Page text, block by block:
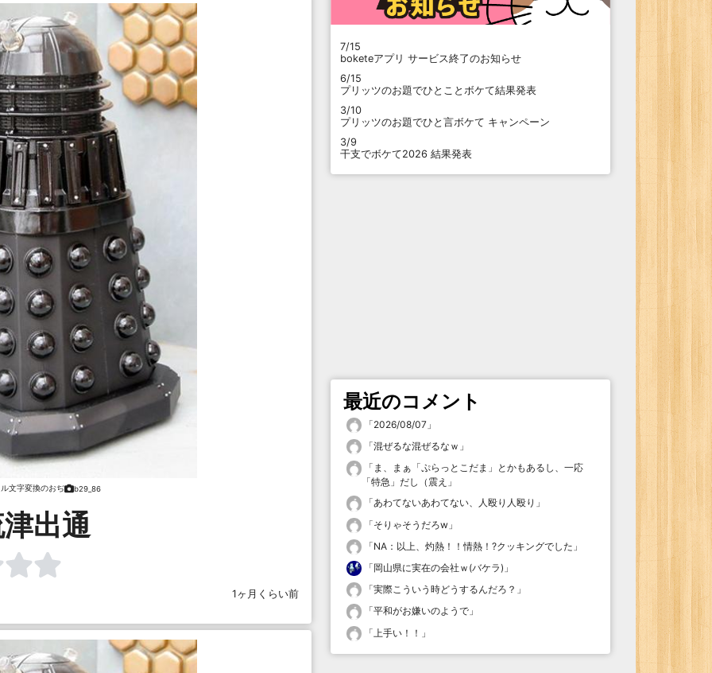
文字変換のおぢ b29_86
出通
1ヶ月くらい前
7/15
boketeアプリ サービス終了のお知らせ
6/15
プリッツのお題でひとことボケて結果発表
3/10
プリッツのお題でひと言ボケて キャンペーン
3/9
干支でボケて2026 結果発表
最近のコメント
「2026/08/07 」
「混ぜるな混ぜるなｗ 」
「 ま、まぁ「ぷらっとこだま」とかもあるし、一応
「特急」だし（震え 」
「あわてないあわてない、人殴り人殴り 」
「そりゃそうだろw 」
「NA：以上、灼熱！！情熱！?クッキングでした 」
「岡山県に実在の会社ｗ(バケラ) 」
「実際こういう時どうするんだろ？ 」
「平和がお嫌いのようで 」
「 上手い！！ 」